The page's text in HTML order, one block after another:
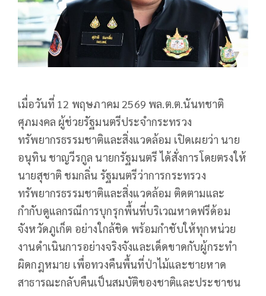
เมื่อวันที่ 12 พฤษภาคม 2569 พล.ต.ต.นันทชาติ
ศุภมงคล ผู้ช่วยรัฐมนตรีประจำกระทรวง
ทรัพยากรธรรมชาติและสิ่งแวดล้อม เปิดเผยว่า นาย
อนุทิน ชาญวีรกูล นายกรัฐมนตรี ได้สั่งการโดยตรงให้
นายสุชาติ ชมกลิ่น รัฐมนตรีว่าการกระทรวง
ทรัพยากรธรรมชาติและสิ่งแวดล้อม ติดตามและ
กำกับดูแลกรณีการบุกรุกพื้นที่บริเวณหาดฟรีด้อม
จังหวัดภูเก็ต อย่างใกล้ชิด พร้อมกำชับให้ทุกหน่วย
งานดำเนินการอย่างจริงจังและเด็ดขาดกับผู้กระทำ
ผิดกฎหมาย เพื่อทวงคืนพื้นที่ป่าไม้และชายหาด
สาธารณะกลับคืนเป็นสมบัติของชาติและประชาชน